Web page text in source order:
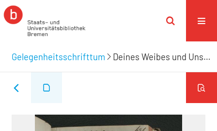
Gelegenheitsschrifttum Deines Weibes und Unserer Kinder seliger Abend